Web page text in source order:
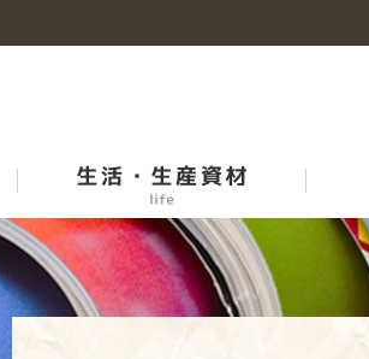
石川のお米
産地紹介
石川県市場等開催日程表
中古農機リスト
各課紹介